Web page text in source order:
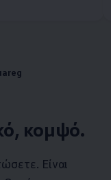
κομψό.
Είναι